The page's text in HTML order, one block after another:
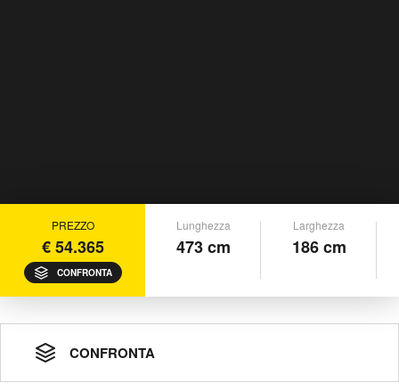
PREZZO
€ 54.365
CONFRONTA
Lunghezza
473 cm
Larghezza
186 cm
CONFRONTA